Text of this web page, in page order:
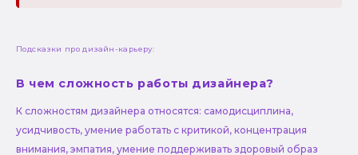
Подсказки про дизайн-карьеру:
В чем сложность работы дизайнера?
К сложностям дизайнера относятся: самодисциплина,
усидчивость, умение работать с критикой, концентрация
внимания, эмпатия, умение поддерживать здоровый образ